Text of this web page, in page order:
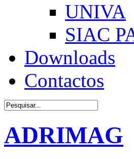
UNIVA
SIAC
Downloads
Contactos
ADRIMAG